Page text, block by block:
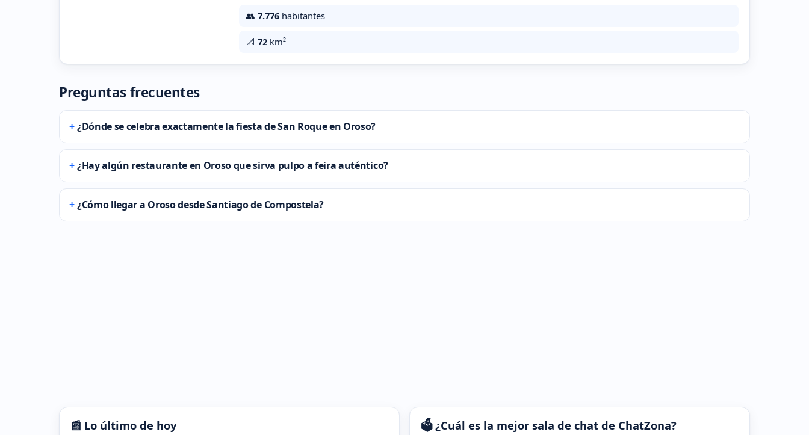
👥 7.776 habitantes
📐 72 km²
Preguntas frecuentes
¿Dónde se celebra exactamente la fiesta de San Roque en Oroso?
¿Hay algún restaurante en Oroso que sirva pulpo a feira auténtico?
¿Cómo llegar a Oroso desde Santiago de Compostela?
📰 Lo último de hoy 🗳️ ¿Cuál es la mejor sala de chat de ChatZona?